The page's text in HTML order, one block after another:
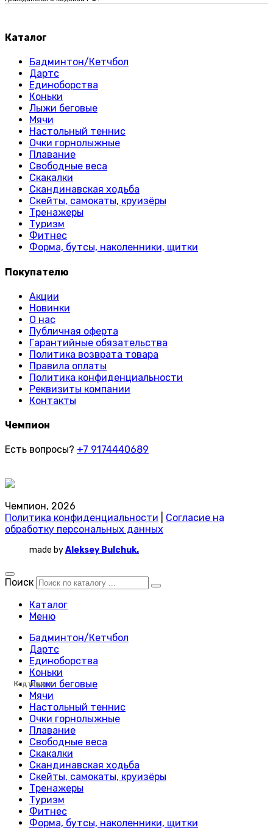
Код товара:
Код товара:
Код товара:
Код товара:
Код товара:
Код товара:
Код товара:
Код товара:
Код товара:
Код товара:
Код товара:
Код товара:
Код товара:
Код товара:
Код товара:
Код товара:
Код товара:
Код товара:
Код товара:
Код товара:
Код товара:
Код товара:
Код товара:
Код товара:
Каталог
Бадминтон/Кетчбол
Дартс
Единоборства
Коньки
Лыжи беговые
Мячи
Настольный теннис
Очки горнолыжные
Плавание
Свободные веса
Скакалки
Скандинавская ходьба
Скейты, самокаты, круизёры
Тренажеры
Туризм
Фитнес
Форма, бутсы, наколенники, щитки
Покупателю
Акции
Новинки
О нас
Публичная оферта
Гарантийные обязательства
Политика возврата товара
Правила оплаты
Политика конфиденциальности
Реквизиты компании
Контакты
Чемпион
Есть вопросы? +7 9174440689
Чемпион, 2026
Политика конфиденциальности
Согласие на
обработку персональных данных
made byAleksey Bulchuk.
Поиск
Каталог
Меню
Бадминтон/Кетчбол
Дартс
Единоборства
Коньки
Лыжи беговые
Мячи
Настольный теннис
Очки горнолыжные
Плавание
Свободные веса
Скакалки
Скандинавская ходьба
Скейты, самокаты, круизёры
Тренажеры
Туризм
Фитнес
Форма, бутсы, наколенники, щитки